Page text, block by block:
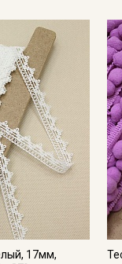
в зависимости от
17мм,